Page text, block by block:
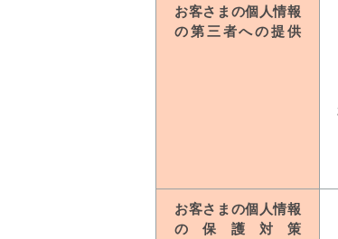
お客さまの個人情報
の第三者への提供
お客さまの個人情報
の保護対策